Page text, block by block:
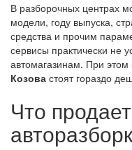
В разборочных центрах
модели, году выпуска,
средства и прочим
сервисы практически не
автомагазинам. При этом
Козова стоят гораздо
Что